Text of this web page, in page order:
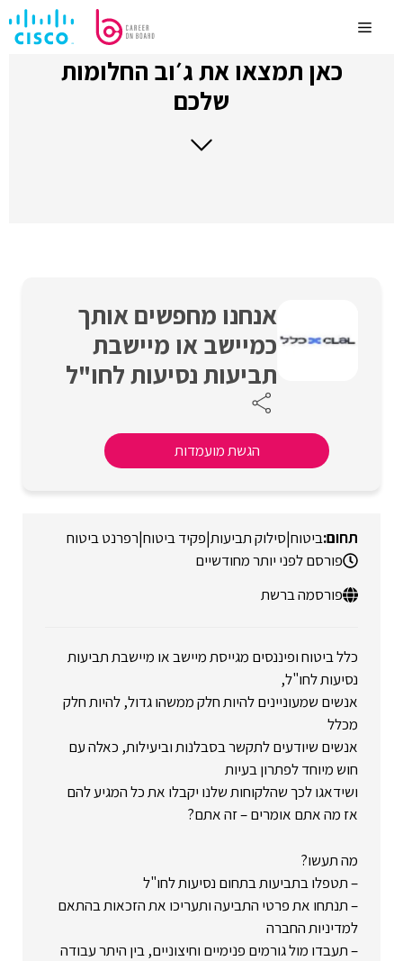
לתוכןMenu
כאן תמצאו את ג׳וב החלומות
שלכם
אנחנו מחפשים אותך
כמיישב או מיישבת
תביעות נסיעות לחו"ל
הגשת מועמדות
ביטוח|סילוק תביעות|פקיד ביטוח|רפרנט ביטוח
פורסם לפני יותר מחודשיים
פורסמה ברשת
כלל ביטוח ופיננסים מגייסת מיישב או מיישבת תביעות
נסיעות לחו"ל,
אנשים שמעוניינים להיות חלק ממשהו גדול, להיות חלק
מכלל
אנשים שיודעים לתקשר בסבלנות וביעילות, כאלה עם
חוש מיוחד לפתרון בעיות
ושידאגו לכך שהלקוחות שלנו יקבלו את כל המגיע להם
אז מה אתם אומרים – זה אתם?
מה תעשו?
– תטפלו בתביעות בתחום נסיעות לחו"ל
– תנתחו את פרטי התביעה ותעריכו את הזכאות בהתאם
למדיניות החברה
– תעבדו מול גורמים פנימיים וחיצוניים, בין היתר עבודה